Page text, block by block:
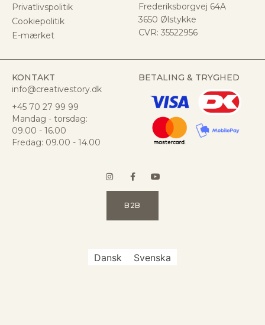
Privatlivspolitik
Cookiepolitik
E-mærket
Frederiksborgvej 64A
3650 Ølstykke
CVR: 35522956
KONTAKT
info@creativestory.dk
+45 70 27 99 99
Mandag - torsdag:
09.00 - 16.00
Fredag: 09.00 - 14.00
BETALING & TRYGHED
B2B
Dansk Svenska